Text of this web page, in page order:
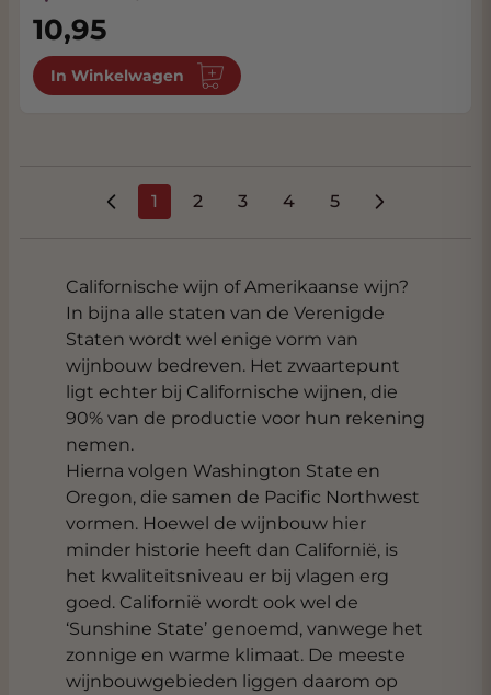
10,95
In Winkelwagen
U lees momenteel pagina
1 Pagina
2 Pagina
3 Pagina
4 Pagina
5
Californische wijn of Amerikaanse wijn?
In bijna alle staten van de Verenigde
Staten wordt wel enige vorm van
wijnbouw bedreven. Het zwaartepunt
ligt echter bij Californische wijnen, die
90% van de productie voor hun rekening
nemen.
Hierna volgen Washington State en
Oregon, die samen de Pacific Northwest
vormen. Hoewel de wijnbouw hier
minder historie heeft dan Californië, is
het kwaliteitsniveau er bij vlagen erg
goed. Californië wordt ook wel de
‘Sunshine State’ genoemd, vanwege het
zonnige en warme klimaat. De meeste
wijnbouwgebieden liggen daarom op